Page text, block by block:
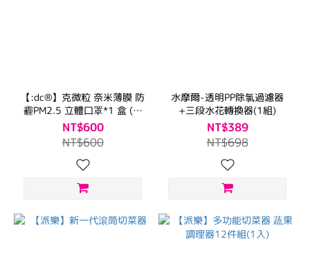
【:dc®】克微粒 奈米薄膜 防
霾PM2.5 立體口罩*1 盒 ( 6
片/盒 ) CNS15980 A級口
罩--成人/兒童二款可選
NT$600
NT$600
水摩爾-透明PP除氯過濾器
+三段水花轉換器(1組)
NT$389
NT$698